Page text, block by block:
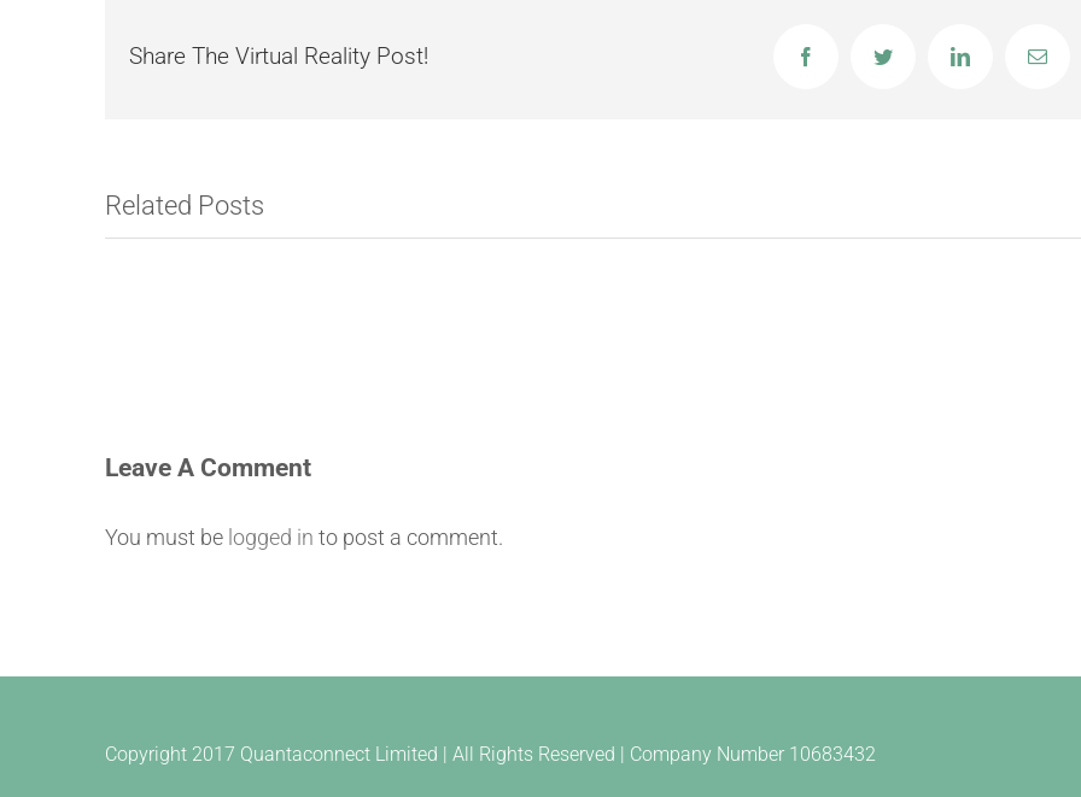
Share The Virtual Reality Post! FacebookTwitter LinkedIn Email
Related Posts
Leave A Comment
You must be logged in to post a comment.
Copyright 2017 Quantaconnect Limited | All Rights Reserved | Company Number 10683432